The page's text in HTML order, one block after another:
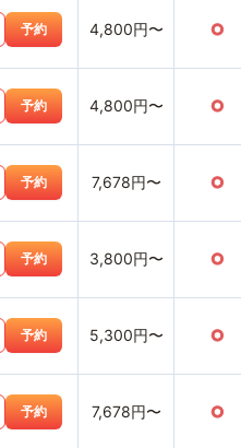
予約 4,800円〜 ○
予約 4,800円〜 ○
予約 7,678円〜 ○
予約 3,800円〜 ○
予約 5,300円〜 ○
予約 7,678円〜 ○